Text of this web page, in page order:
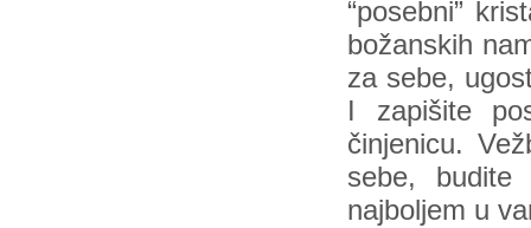
“posebni”
božanskih
za sebe,
I zapišite
činjenicu.
sebe,
najboljem u